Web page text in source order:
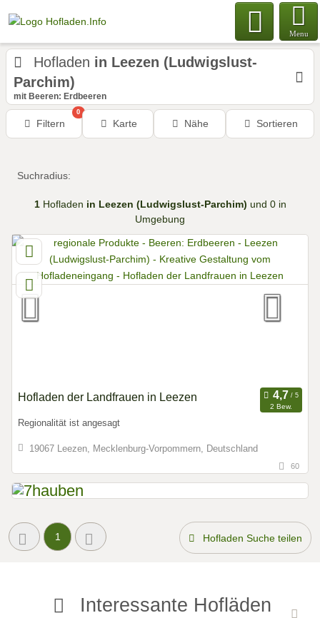
Menu
Hofladen in Leezen (Ludwigslust-
Parchim)
mit Beeren: Erdbeeren
Filtern
0
Karte Nähe Sortieren
Suchradius:
1Hofladen in Leezen (Ludwigslust-Parchim) und 0 in
Umgebung
Hofladen der Landfrauen in Leezen
2 Bew.
Regionalität ist angesagt
19067 Leezen, Mecklenburg-Vorpommern, Deutschland
60
1 Hofladen Suche teilen
Interessante Hofläden